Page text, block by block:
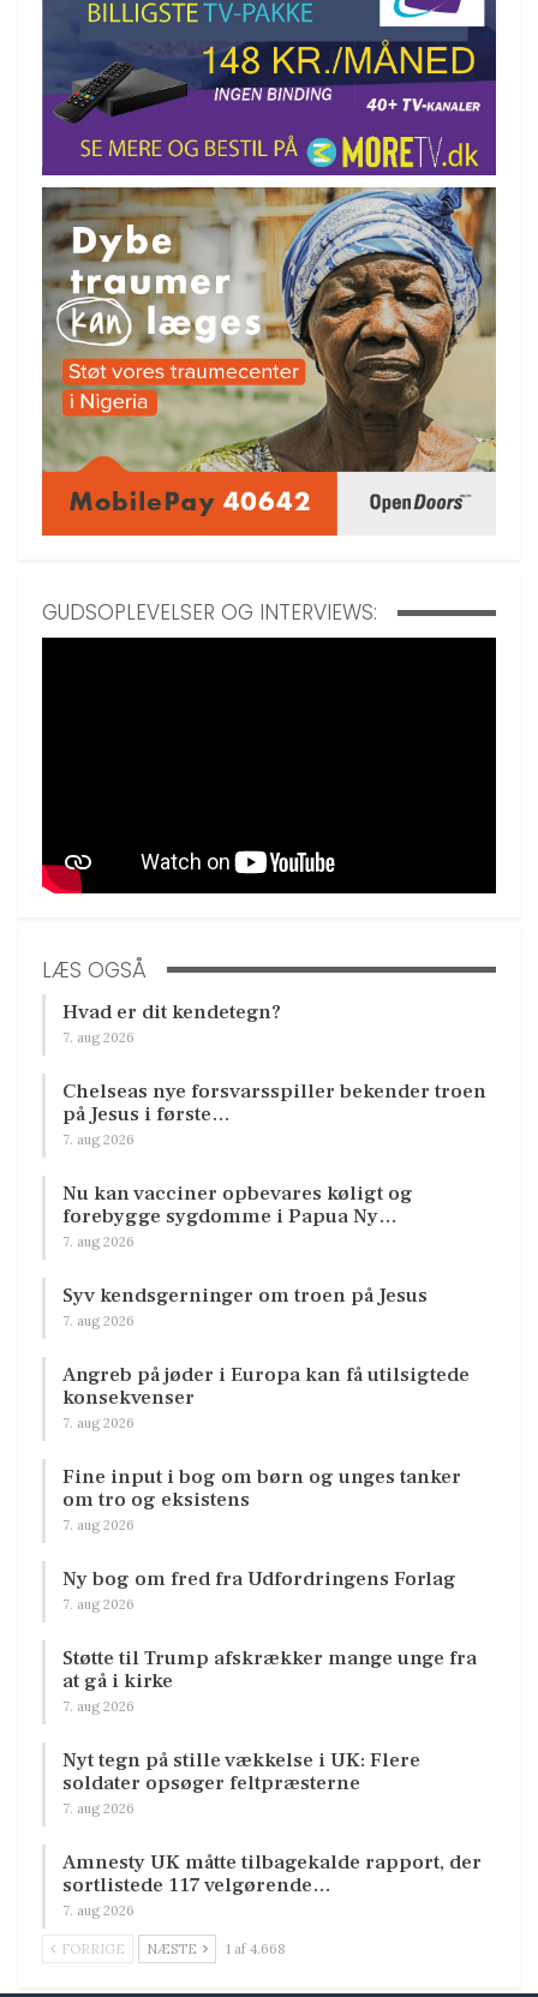
GUDSOPLEVELSER OG INTERVIEWS:
LÆS OGSÅ
Hvad er dit kendetegn?
7. aug 2026
Chelseas nye forsvarsspiller bekender troen
på Jesus i første…
7. aug 2026
Nu kan vacciner opbevares køligt og
forebygge sygdomme i Papua Ny…
7. aug 2026
Syv kendsgerninger om troen på Jesus
7. aug 2026
Angreb på jøder i Europa kan få utilsigtede
konsekvenser
7. aug 2026
Fine input i bog om børn og unges tanker
om tro og eksistens
7. aug 2026
Ny bog om fred fra Udfordringens Forlag
7. aug 2026
Støtte til Trump afskrækker mange unge fra
at gå i kirke
7. aug 2026
Nyt tegn på stille vækkelse i UK: Flere
soldater opsøger feltpræsterne
7. aug 2026
Amnesty UK måtte tilbagekalde rapport, der
sortlistede 117 velgørende…
7. aug 2026
FORRIGE NÆSTE 1 af 4.668